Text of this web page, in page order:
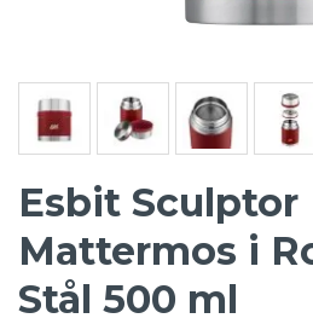
Esbit Sculptor
Mattermos i
Stål 500 ml